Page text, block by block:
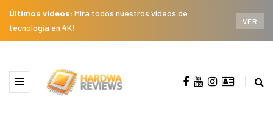
Últimos videos: Mira todos nuestros videos de
tecnología en 4K!
VER